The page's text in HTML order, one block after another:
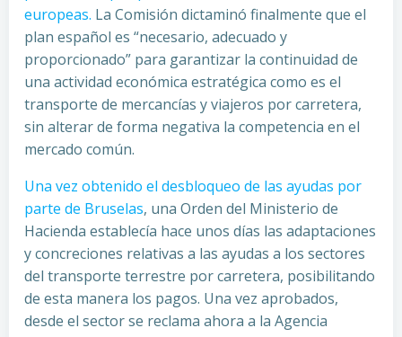
europeas. La Comisión dictaminó finalmente que el
plan español es “necesario, adecuado y
proporcionado” para garantizar la continuidad de
una actividad económica estratégica como es el
transporte de mercancías y viajeros por carretera,
sin alterar de forma negativa la competencia en el
mercado común.
Una vez obtenido el desbloqueo de las ayudas por
parte de Bruselas, una Orden del Ministerio de
Hacienda establecía hace unos días las adaptaciones
y concreciones relativas a las ayudas a los sectores
del transporte terrestre por carretera, posibilitando
de esta manera los pagos. Una vez aprobados,
desde el sector se reclama ahora a la Agencia